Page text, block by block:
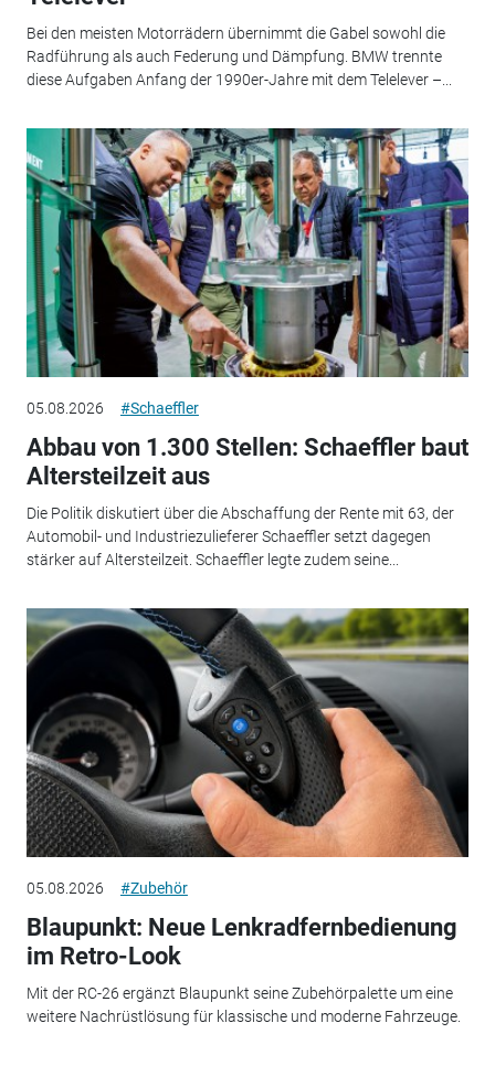
Bei den meisten Motorrädern übernimmt die Gabel sowohl die
Radführung als auch Federung und Dämpfung. BMW trennte
diese Aufgaben Anfang der 1990er-Jahre mit dem Telelever –...
05.08.2026 #Schaeffler
Abbau von 1.300 Stellen: Schaeffler baut
Altersteilzeit aus
Die Politik diskutiert über die Abschaffung der Rente mit 63, der
Automobil- und Industriezulieferer Schaeffler setzt dagegen
stärker auf Altersteilzeit. Schaeffler legte zudem seine...
05.08.2026 #Zubehör
Blaupunkt: Neue Lenkradfernbedienung
im Retro-Look
Mit der RC-26 ergänzt Blaupunkt seine Zubehörpalette um eine
weitere Nachrüstlösung für klassische und moderne Fahrzeuge.